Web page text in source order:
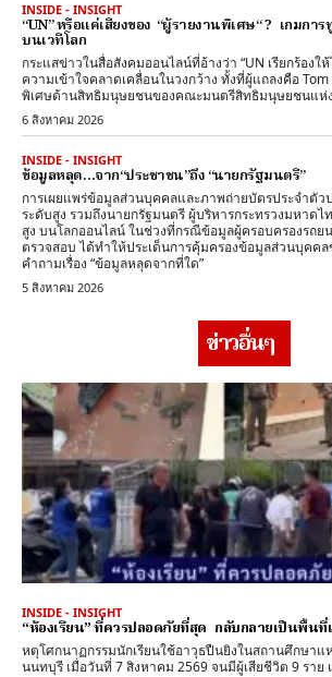
INSIDE - INSIGHT
“UN” หรือแค่เสียงของ “ผู้รายงานพิเศษ“ ? เกมกา
บนเวทีโลก
กระแสข่าวในสื่อสังคมออนไลน์ที่อ้างว่า “UN เรียกร้องใ
ความเข้าใจคลาดเคลื่อนในวงกว้าง ทั้งที่ผู้แถลงคือ
พิเศษด้านสิทธิมนุษยชนของคณะมนตรีสิทธิมนุษยชนแห่
6 สิงหาคม 2026
INSIDE - INSIGHT
ข้อมูลหลุด…จาก“ประชาชน”ถึง “นายกรัฐมนตรี”
การเผยแพร่ข้อมูลส่วนบุคคลและภาพถ่ายบัตรประจำตั
ระดับสูง รวมถึงนายกรัฐมนตรี ผู้บริหารกระทรวงมหาดไ
สูง บนโลกออนไลน์ ในช่วงที่กรณีข้อมูลผู้ครอบครองรถย
ตรวจสอบ ได้ทำให้ประเด็นการคุ้มครองข้อมูลส่วนบุคค
คำถามเรื่อง “ข้อมูลหลุดจากที่ใด”
5 สิงหาคม 2026
ข่าวอื่นๆ
INSIDE - INSIGHT
“ห้องเรียน” ที่ควรปลอดภัยที่สุด กลับกลายเป็นพื้น
หตุโศกนาฏกรรมนักเรียนใช้อาวุธปืนยิงในสถานศึกษาแ
นนทบุรี เมื่อวันที่ 7 สิงหาคม 2569 จนมี